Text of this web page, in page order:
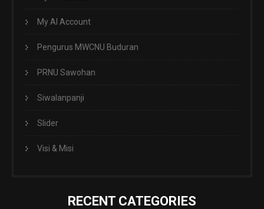
My AI Account
Pengurus MWCNU Buduran
PRNU Sawohan
Siwalanpanji
Slider
Visi & Misi
RECENT CATEGORIES